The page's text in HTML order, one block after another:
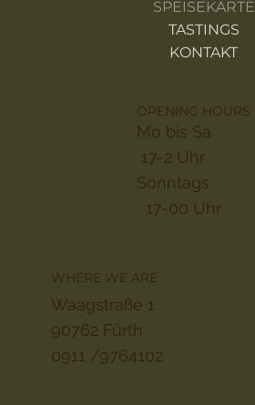
SPEISEKARTE
TASTINGS
KONTAKT
OPENING HOURS
Mo bis Sa
17-2 Uhr
Sonntags
17-00 Uhr
WHERE WE ARE
Waagstraße 1
90762 Fürth
0911 /9764102